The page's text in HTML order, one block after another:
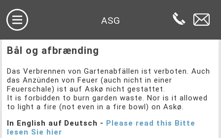
ASG
Bål og afbrænding
Das Verbrennen von Gartenabfällen ist verboten. Auch
das Anzünden von Feuer (auch nicht in einer
Feuerschale) ist auf Askø nicht gestattet.
It is forbidden to burn garden waste. Nor is it allowed
to light a fire (not even in a fire bowl) on Askø.
In English auf Deutsch - Please read this Bitte
lesen Sie hier